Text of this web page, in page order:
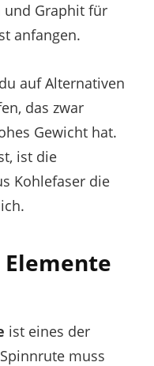
und Graphit für
anfangen.
auf Alternativen
das zwar
Gewicht hat.
ist die
Kohlefaser die
ist eines der
muss